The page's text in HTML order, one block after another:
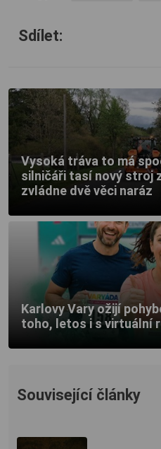
Sdílet:
Vysoká tráva to má
silničáři tasí nový stroj
zvládne dvě věci naráz
Karlovy Vary ožijí
toho, letos i s virtuální
Související články